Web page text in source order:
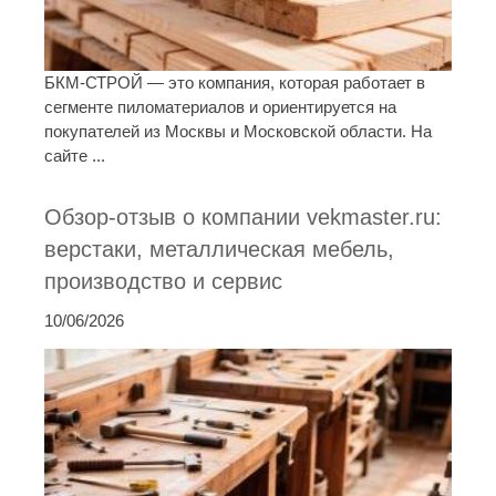
БКМ-СТРОЙ — это компания, которая работает в
сегменте пиломатериалов и ориентируется на
покупателей из Москвы и Московской области. На
сайте ...
Обзор-отзыв о компании vekmaster.ru:
верстаки, металлическая мебель,
производство и сервис
10/06/2026